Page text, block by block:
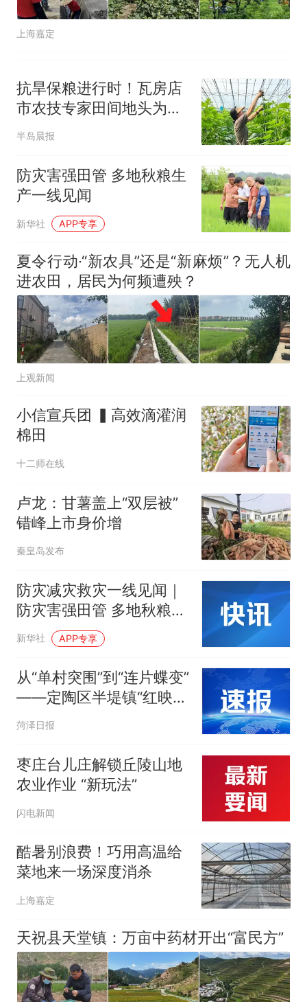
上海嘉定
抗旱保粮进行时！瓦房店
市农技专家田间地头为作
物“把脉开方”
半岛晨报
防灾害强田管 多地秋粮生
产一线见闻
新华社 APP专享
夏令行动·“新农具”还是“新麻烦”？无人机
进农田，居民为何频遭殃？
上观新闻
小信宣兵团 ▍高效滴灌润
棉田
十二师在线
卢龙：甘薯盖上“双层被”
错峰上市身价增
秦皇岛发布
防灾减灾救灾一线见闻｜
防灾害强田管 多地秋粮生
产一线见闻
新华社 APP专享
从“单村突围”到“连片蝶变”
——定陶区半堤镇“红映半
堤”乡村振兴示范片区观察
菏泽日报
枣庄台儿庄解锁丘陵山地
农业作业 “新玩法”
闪电新闻
酷暑别浪费！巧用高温给
菜地来一场深度消杀
上海嘉定
天祝县天堂镇：万亩中药材开出“富民方”